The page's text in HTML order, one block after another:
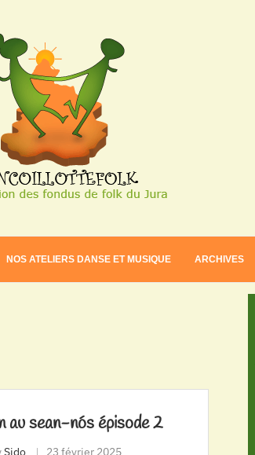
NOS ATELIERS DANSE ET MUSIQUE ARCHIVES
au sean-nós épisode 2
Sido 23 février 2025